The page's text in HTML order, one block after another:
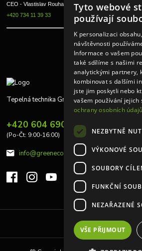
CEO - Vlastislav Rouha ml.
+420 734 11 39 33
Tepelná technika Greeneco
+420 604 690 848
(Po-Čt: 9:00-16:00)
info@greeneco.cz
Upravit sběr cookies.
Tyto webové
používají
K personalizaci
návštěvnosti
Informace o vašem
také sdílíme s našimi
analytickými partnery,
kombinovat s dalšími
jste jim poskytli nebo
vašem používání jejich
ochrany osobních údajů
NEZBYTNĚ
VÝKONOVÉ
SOUBORY
FUNKČNÍ
NEZAŘAZENÉ
VŠE PŘIJMOUT